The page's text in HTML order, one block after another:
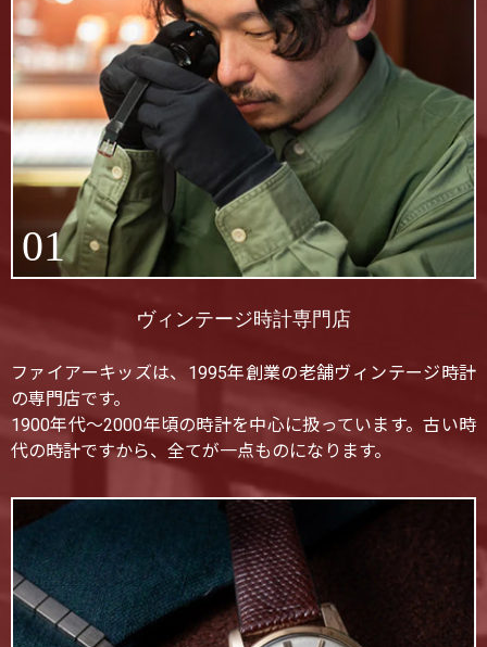
01
ヴィンテージ時計専門店
ファイアーキッズは、1995年創業の老舗ヴィンテージ時計
の専門店です。
1900年代〜2000年頃の時計を中心に扱っています。古い時
代の時計ですから、全てが一点ものになります。